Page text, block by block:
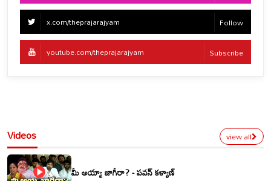
x.com/theprajarajyam Follow
youtube.com/theprajarajyam Subscribe
Videos view all
మీ అయ్యా జాగీరా? - పవన్ కళ్యాణ్